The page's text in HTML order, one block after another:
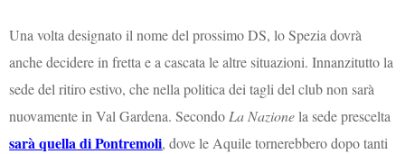
Una volta designato il nome del prossimo DS, lo Spezia dovrà
anche decidere in fretta e a cascata le altre situazioni. Innanzitutto la
sede del ritiro estivo, che nella politica dei tagli del club non sarà
nuovamente in Val Gardena. Secondo La Nazionela sede prescelta
sarà quella di Pontremoli, dove le Aquile tornerebbero dopo tanti